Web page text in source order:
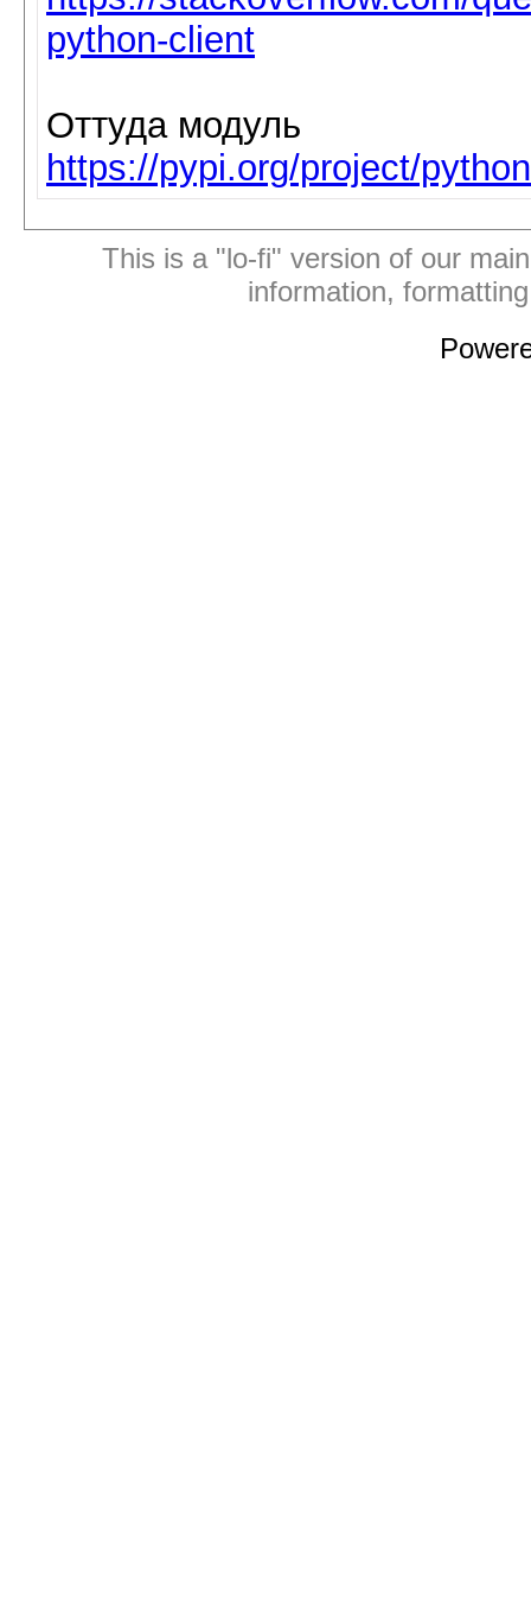
python-client
Оттуда модуль
https://pypi.org/project/
This is a "lo-fi" version of our
information,